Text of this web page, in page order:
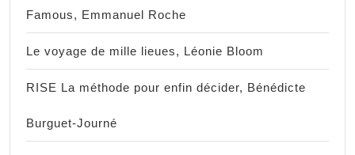
Famous, Emmanuel Roche
Le voyage de mille lieues, Léonie Bloom
RISE La méthode pour enfin décider, Bénédicte
Burguet-Journé